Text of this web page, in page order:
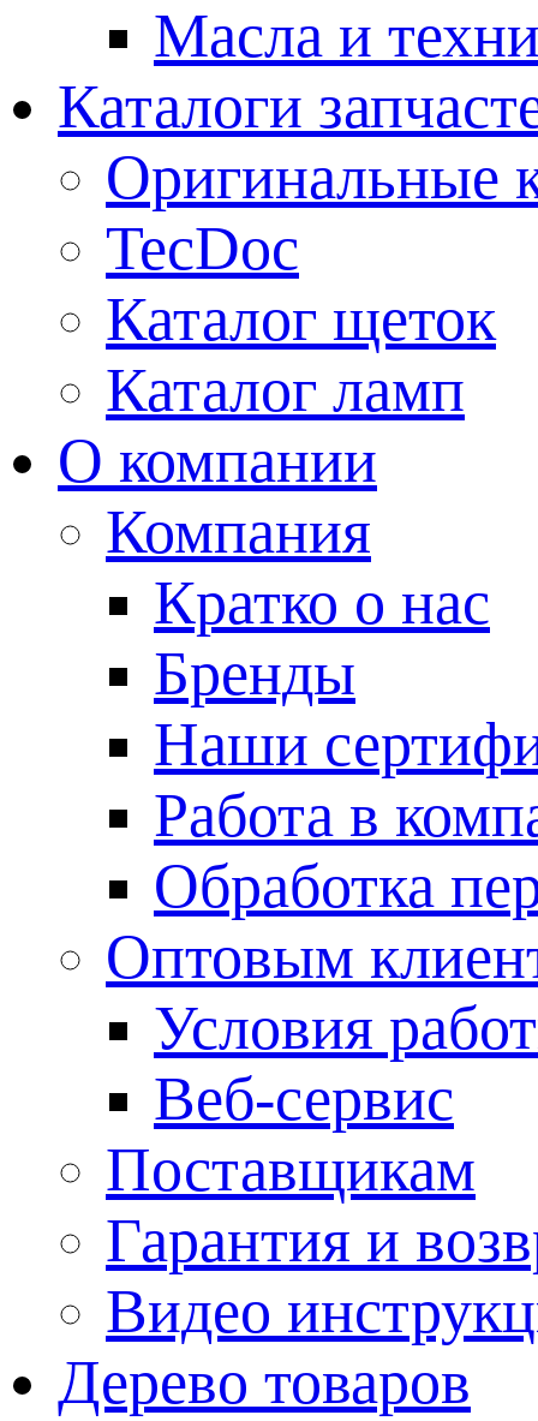
Масла и
Каталоги
Оригинальные
TecDoc
Каталог щеток
Каталог ламп
О компании
Компания
Кратко о нас
Бренды
Наши
Работа в
Обработка
Оптовым
Условия
Веб-сервис
Поставщикам
Гарантия и
Видео
Дерево товаров